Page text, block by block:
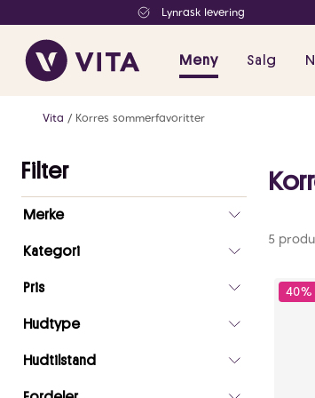
Lynrask levering
Meny Salg
Vita Korres sommerfavoritter
Filter
filtre
Merke
Kategori
Pris
Hudtype
Hudtilstand
5
40%